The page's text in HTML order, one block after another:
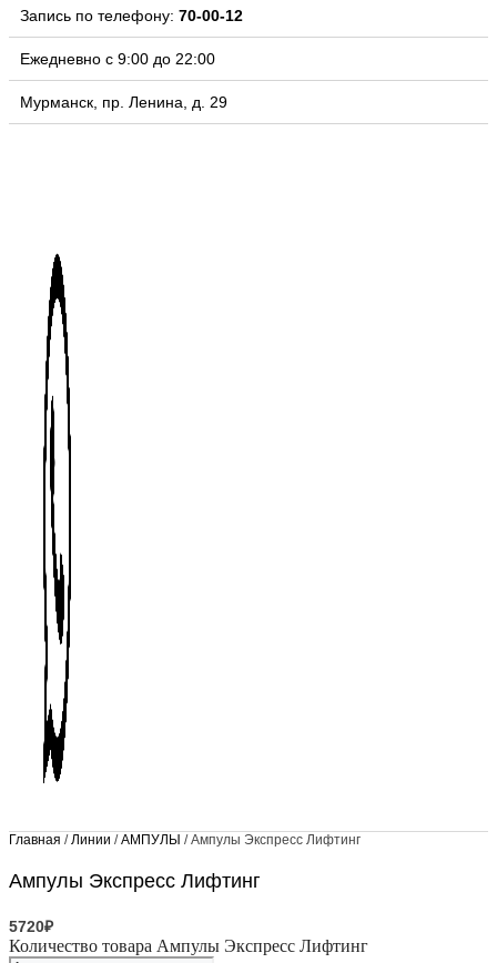
Запись по телефону: 70-00-12
Ежедневно с 9:00 до 22:00
Мурманск, пр. Ленина, д. 29
Главная /Линии /АМПУЛЫ / Ампулы Экспресс Лифтинг
Ампулы Экспресс Лифтинг
5720₽
Количество товара Ампулы Экспресс Лифтинг